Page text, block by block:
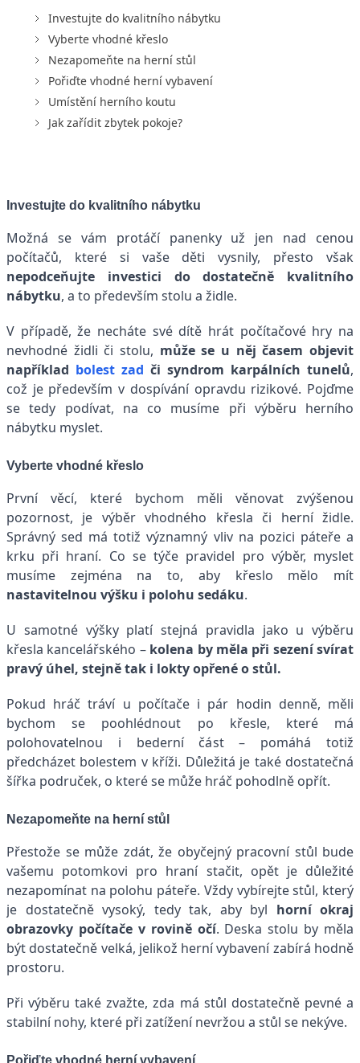
Investujte do kvalitního nábytku
Vyberte vhodné křeslo
Nezapomeňte na herní stůl
Pořiďte vhodné herní vybavení
Umístění herního koutu
Jak zařídit zbytek pokoje?
Investujte do kvalitního nábytku
Možná se vám protáčí panenky už jen nad cenou
počítačů, které si vaše děti vysnily, přesto však
nepodceňujte investici do dostatečně kvalitního
nábytku, a to především stolu a židle.
V případě, že necháte své dítě hrát počítačové hry na
nevhodné židli či stolu, může se u něj časem objevit
například bolest zad či syndrom karpálních tunelů,
což je především v dospívání opravdu rizikové. Pojďme
se tedy podívat, na co musíme při výběru herního
nábytku myslet.
Vyberte vhodné křeslo
První věcí, které bychom měli věnovat zvýšenou
pozornost, je výběr vhodného křesla či herní židle.
Správný sed má totiž významný vliv na pozici páteře a
krku při hraní. Co se týče pravidel pro výběr, myslet
musíme zejména na to, aby křeslo mělo mít
nastavitelnou výšku i polohu sedáku.
U samotné výšky platí stejná pravidla jako u výběru
křesla kancelářského – kolena by měla při sezení svírat
pravý úhel, stejně tak i lokty opřené o stůl.
Pokud hráč tráví u počítače i pár hodin denně, měli
bychom se poohlédnout po křesle, které má
polohovatelnou i bederní část – pomáhá totiž
předcházet bolestem v kříži. Důležitá je také dostatečná
šířka područek, o které se může hráč pohodlně opřít.
Nezapomeňte na herní stůl
Přestože se může zdát, že obyčejný pracovní stůl bude
vašemu potomkovi pro hraní stačit, opět je důležité
nezapomínat na polohu páteře. Vždy vybírejte stůl, který
je dostatečně vysoký, tedy tak, aby byl horní okraj
obrazovky počítače v rovině očí. Deska stolu by měla
být dostatečně velká, jelikož herní vybavení zabírá hodně
prostoru.
Při výběru také zvažte, zda má stůl dostatečně pevné a
stabilní nohy, které při zatížení nevržou a stůl se nekýve.
Pořiďte vhodné herní vybavení